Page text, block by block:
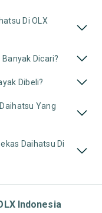
Di OLX
Dicari?
Dibeli?
Yang
Daihatsu Di
Indonesia